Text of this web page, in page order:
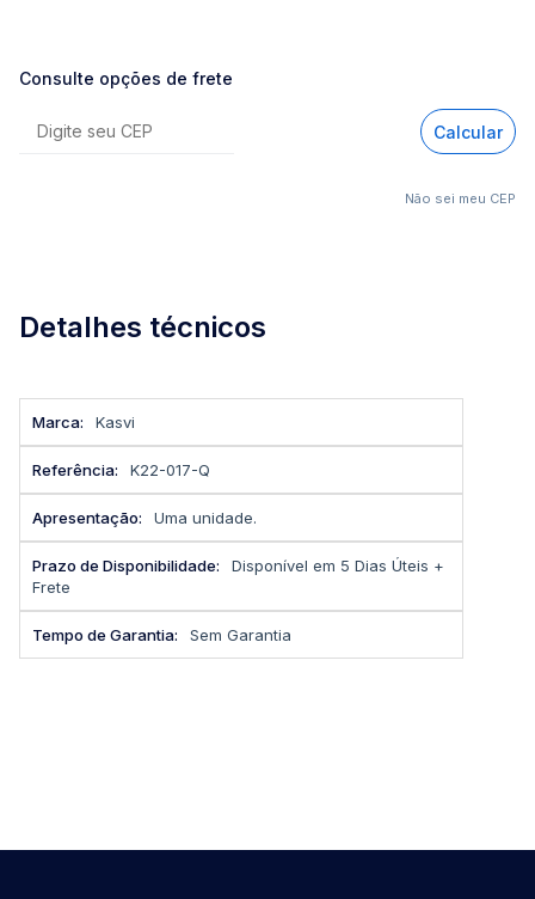
Consulte opções de frete
Calcular
Não sei meu CEP
Detalhes técnicos
Kasvi
K22-017-Q
Uma unidade.
Disponível em 5 Dias Úteis +
Frete
Sem Garantia